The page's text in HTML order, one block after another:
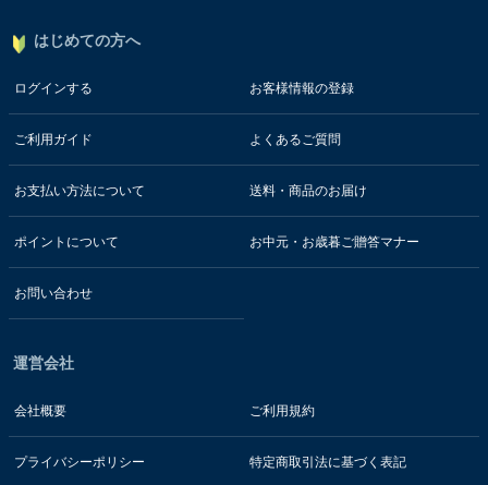
はじめての方へ
ログインする お客様情報の登録
ご利用ガイド よくあるご質問
お支払い方法について 送料・商品のお届け
ポイントについて お中元・お歳暮ご贈答マナー
お問い合わせ
運営会社
会社概要 ご利用規約
プライバシーポリシー 特定商取引法に基づく表記